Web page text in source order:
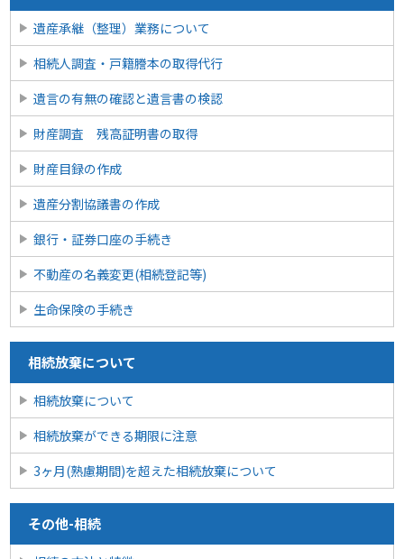
遺産承継（整理）業務について
相続人調査・戸籍謄本の取得代行
遺言の有無の確認と遺言書の検認
財産調査 残高証明書の取得
財産目録の作成
遺産分割協議書の作成
銀行・証券口座の手続き
不動産の名義変更(相続登記等)
生命保険の手続き
相続放棄について
相続放棄について
相続放棄ができる期限に注意
3ヶ月(熟慮期間)を超えた相続放棄について
その他-相続